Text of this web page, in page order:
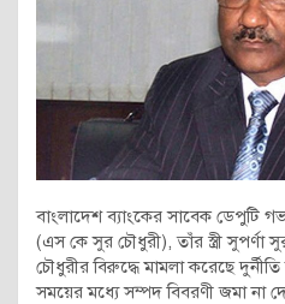
বাংলাদেশ ব্যাংকের সাবেক ডেপুটি
(এস কে সুর চৌধুরী), তাঁর স্ত্রী সুপর্ণা
চৌধুরীর বিরুদ্ধে মামলা করেছে
সময়ের মধ্যে সম্পদ বিবরণী জমা না